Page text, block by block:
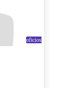
oficios